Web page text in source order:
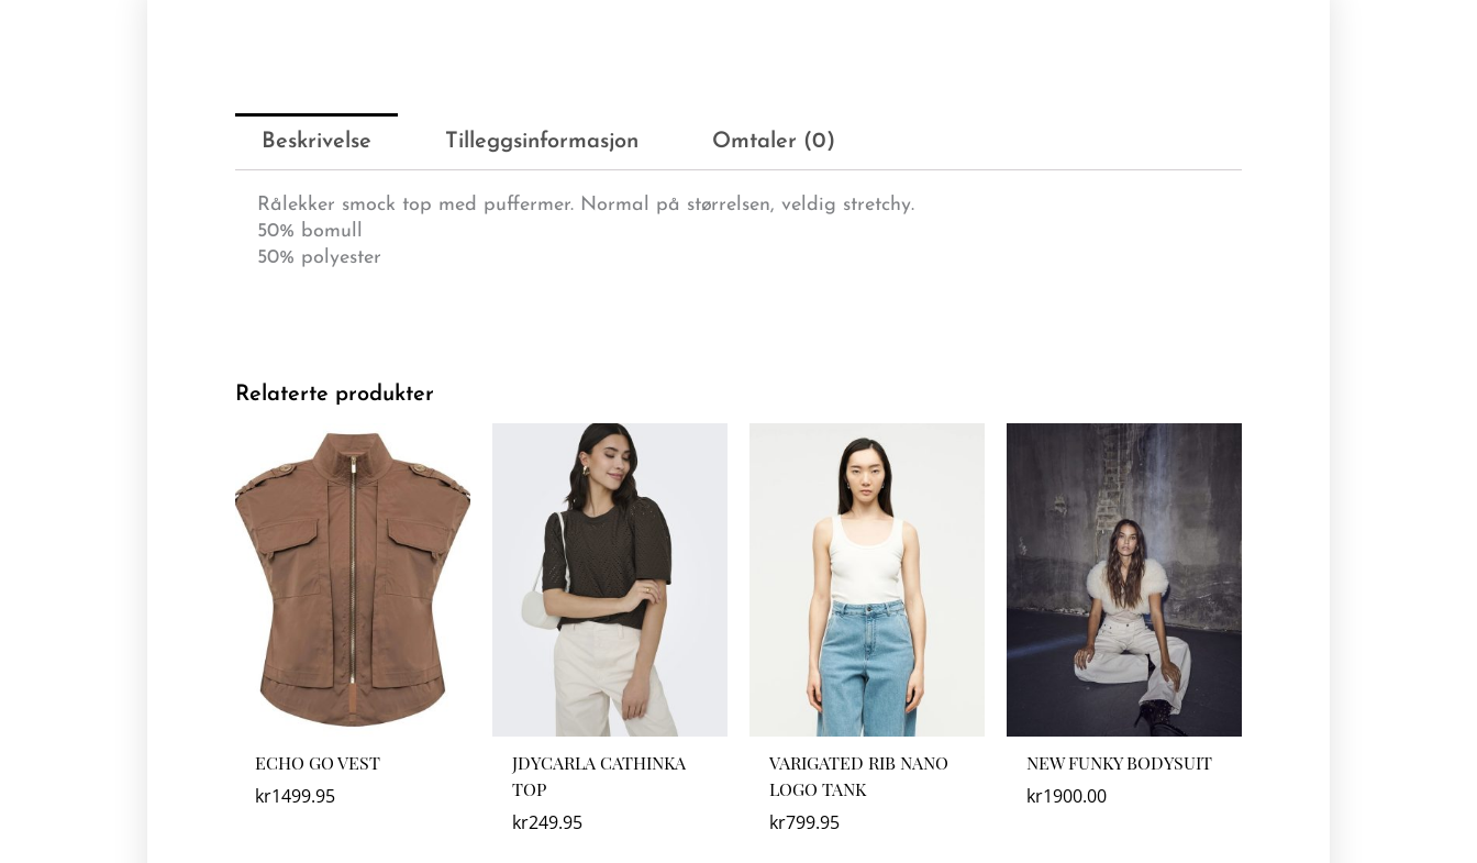
Beskrivelse Tilleggsinformasjon Omtaler (0)
Rålekker smock top med puffermer. Normal på størrelsen, veldig stretchy.
50% bomull
50% polyester
Relaterte produkter
ECHO GO VEST
kr1499.95
JDYCARLA CATHINKA
TOP
kr249.95
VARIGATED RIB NANO
LOGO TANK
kr799.95
NEW FUNKY BODYSUIT
kr1900.00